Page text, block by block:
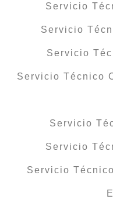
Servicio
Servicio
Servicio
Servicio Técnico
Servicio
Servicio
Servicio